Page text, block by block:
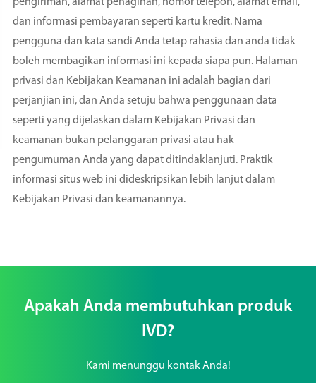
dan informasi pembayaran seperti kartu kredit. Nama
pengguna dan kata sandi Anda tetap rahasia dan anda tidak
boleh membagikan informasi ini kepada siapa pun. Halaman
privasi dan Kebijakan Keamanan ini adalah bagian dari
perjanjian ini, dan Anda setuju bahwa penggunaan data
seperti yang dijelaskan dalam Kebijakan Privasi dan
keamanan bukan pelanggaran privasi atau hak
pengumuman Anda yang dapat ditindaklanjuti. Praktik
informasi situs web ini dideskripsikan lebih lanjut dalam
Kebijakan Privasi dan keamanannya.
Apakah Anda membutuhkan produk
IVD?
Kami menunggu kontak Anda!